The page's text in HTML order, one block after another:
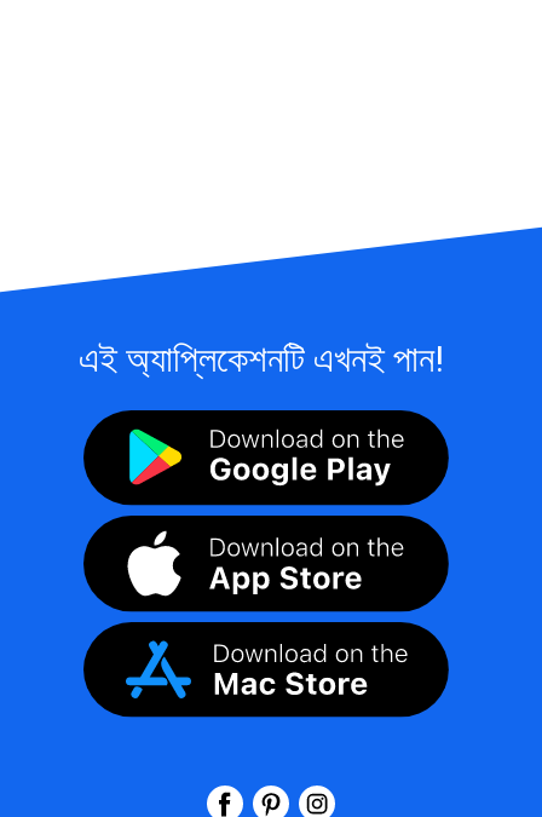
এই অ্যাপ্লিকেশনটি এখনই পান!